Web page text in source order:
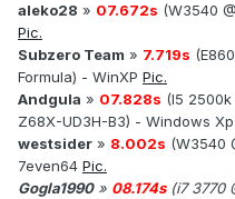
aleko28 » 07.672s (W3540
Pic.
Subzero Team » 7.719s
Formula) - WinXP Pic.
Andgula » 07.828s (I5 2500k
Z68X-UD3H-B3) - Windows
westsider » 8.002s (W3540
7even64 Pic.
Gogla1990» 08.174s(i7 3770